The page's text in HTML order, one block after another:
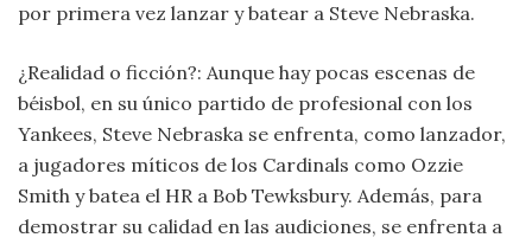
por primera vez lanzar y batear a Steve Nebraska.
¿Realidad o ficción?: Aunque hay pocas escenas de
béisbol, en su único partido de profesional con los
Yankees, Steve Nebraska se enfrenta, como lanzador,
a jugadores míticos de los Cardinals como Ozzie
Smith y batea el HR a Bob Tewksbury. Además, para
demostrar su calidad en las audiciones, se enfrenta a